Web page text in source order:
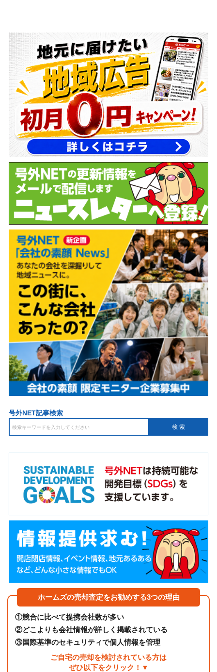
号外NET記事検索
ホームズの売却査定をお勧めする3つの理由
①競合に比べて提携会社数が多い
②どこよりも会社情報が詳しく掲載されている
③国際基準のセキュリティで個人情報を管理
ご自宅の売却を検討されている方は
ぜひ以下をクリック！▼